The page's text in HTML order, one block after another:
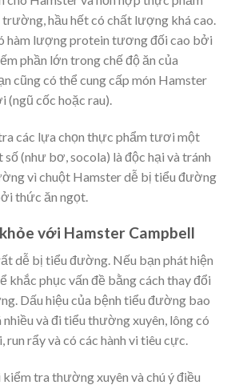
hầu hết có chất lượng khá cao.
hàm lượng protein tương đối cao bởi
phần lớn trong chế độ ăn của
cũng có thể cung cấp món Hamster
cốc hoặc rau).
các lựa chọn thực phẩm tươi một
số (như bơ, socola) là độc hại và tránh
vì chuột Hamster dễ bị tiểu đường
thức ăn ngọt.
với Hamster Campbell
dễ bị tiểu đường. Nếu bạn phát hiện
khắc phục vấn đề bằng cách thay đổi
Dấu hiệu của bệnh tiểu đường bao
và đi tiểu thường xuyên, lông có
run rẩy và có các hành vi tiêu cực.
tra thường xuyên và chú ý điều